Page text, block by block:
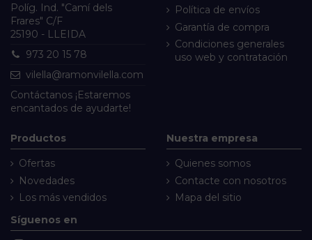
Políg. Ind. "Camí dels
Frares" C/F
25190 - LLEIDA
973 20 15 78
vilella@ramonvilella.com
Contáctanos ¡Estaremos
encantados de ayudarte!
Política de envíos
Garantía de compra
Condiciones generales
uso web y contratación
Productos
Ofertas
Novedades
Los más vendidos
Nuestra empresa
Quienes somos
Contacte con nosotros
Mapa del sitio
Síguenos en